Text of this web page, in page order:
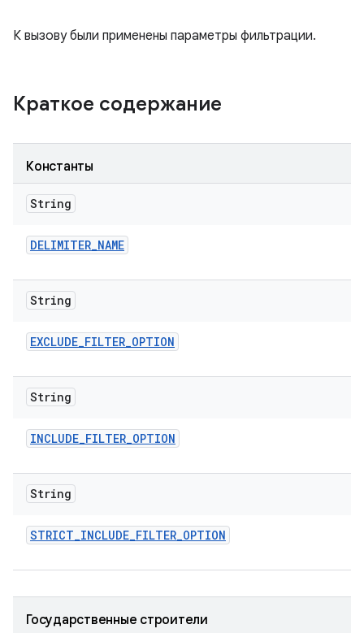
К вызову были применены параметры фильтрации.
Краткое содержание
Константы
String
DELIMITER_NAME
String
EXCLUDE_FILTER_OPTION
String
INCLUDE_FILTER_OPTION
String
STRICT_INCLUDE_FILTER_OPTION
Государственные строители